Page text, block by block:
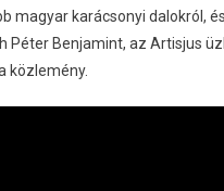
magyar karácsonyi dalokról,
Péter Benjamint, az Artisjus
közlemény.